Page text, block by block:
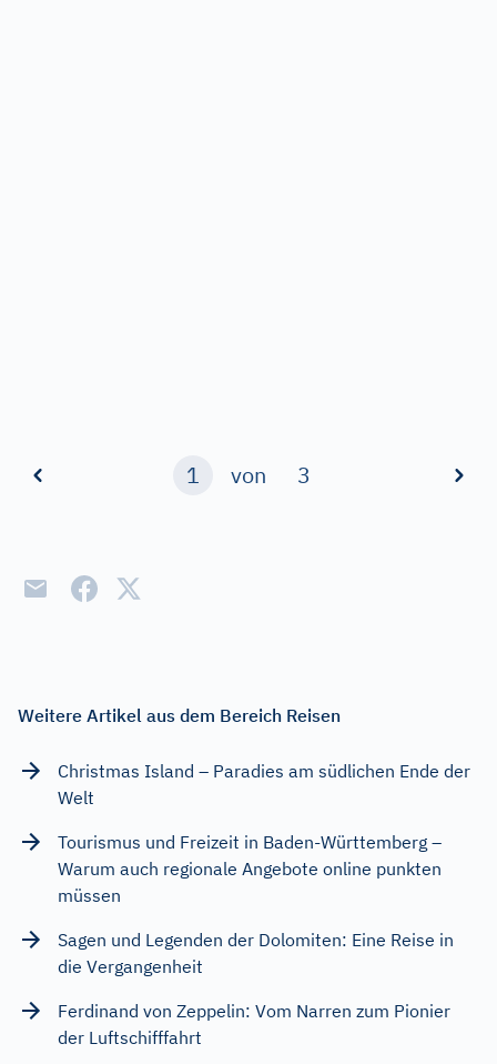
1 von 3
Weitere Artikel aus dem Bereich Reisen
Christmas Island – Paradies am südlichen Ende der
Welt
Tourismus und Freizeit in Baden-Württemberg –
Warum auch regionale Angebote online punkten
müssen
Sagen und Legenden der Dolomiten: Eine Reise in
die Vergangenheit
Ferdinand von Zeppelin: Vom Narren zum Pionier
der Luftschifffahrt